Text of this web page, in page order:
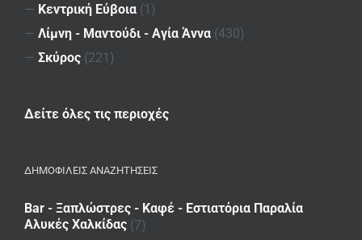
— Κεντρική Εύβοια (1)
— Λίμνη - Μαντούδι - Αγία Άννα (430)
— Σκύρος (221)
Δείτε όλες τις περιοχές
ΔΗΜΟΦΙΛΕΙΣ ΑΝΑΖΗΤΗΣΕΙΣ
Bar - Ξαπλώστρες - Καφέ - Εστιατόρια Παραλία
Αλυκές Χαλκίδας (7)